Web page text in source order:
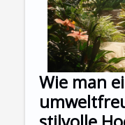
Wie man